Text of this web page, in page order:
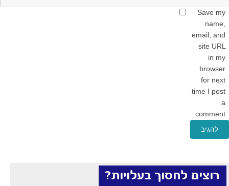
Save my
name,
email, and
site URL
in my
browser
for next
time I post
a
comment.